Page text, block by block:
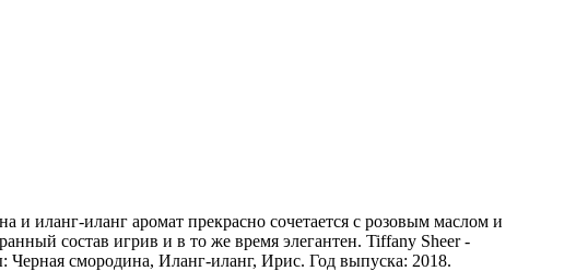
иланг-иланг аромат прекрасно сочетается с розовым маслом и
состав игрив и в то же время элегантен. Tiffany Sheer -
Черная смородина, Иланг-иланг, Ирис. Год выпуска: 2018.